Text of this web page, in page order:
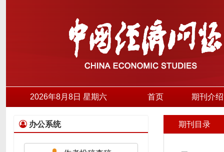
2026年8月8日 星期六 首页 期刊介绍
期刊目录
办公系统